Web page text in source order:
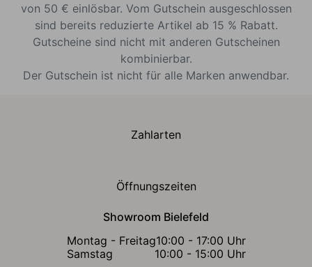
von 50 € einlösbar. Vom Gutschein ausgeschlossen
sind bereits reduzierte Artikel ab 15 % Rabatt.
Gutscheine sind nicht mit anderen Gutscheinen
kombinierbar.
Der Gutschein ist nicht für alle Marken anwendbar.
Zahlarten
Öffnungszeiten
Showroom Bielefeld
Montag - Freitag10:00 - 17:00 Uhr
Samstag
10:00 - 15:00 Uhr